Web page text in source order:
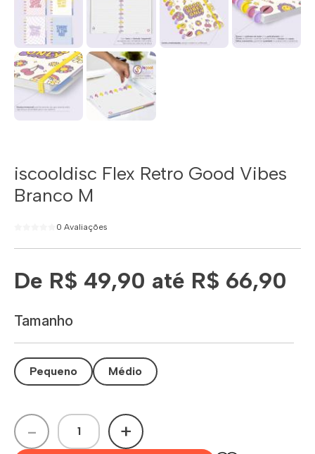
iscooldisc Flex Retro Good Vibes
Branco M
0 Avaliações
De R$ 49,90 até R$ 66,90
Tamanho
Pequeno Médio
- +